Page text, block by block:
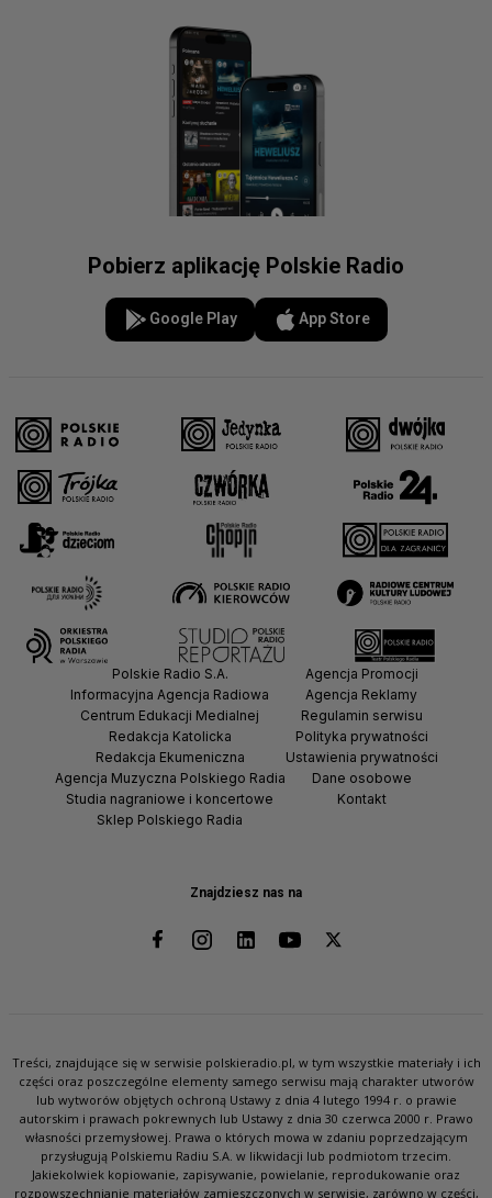
Pobierz aplikację Polskie Radio
Google Play App Store
Znajdziesz nas na
Polskie Radio S.A.
Informacyjna Agencja Radiowa
Centrum Edukacji Medialnej
Redakcja Katolicka
Redakcja Ekumeniczna
Agencja Muzyczna Polskiego Radia
Studia nagraniowe i koncertowe
Sklep Polskiego Radia
Agencja Promocji
Agencja Reklamy
Regulamin serwisu
Polityka prywatności
Ustawienia prywatności
Dane osobowe
Kontakt
Treści, znajdujące się w serwisie polskieradio.pl, w tym wszystkie materiały i ich
części oraz poszczególne elementy samego serwisu mają charakter utworów
lub wytworów objętych ochroną Ustawy z dnia 4 lutego 1994 r. o prawie
autorskim i prawach pokrewnych lub Ustawy z dnia 30 czerwca 2000 r. Prawo
własności przemysłowej. Prawa o których mowa w zdaniu poprzedzającym
przysługują Polskiemu Radiu S.A. w likwidacji lub podmiotom trzecim.
Jakiekolwiek kopiowanie, zapisywanie, powielanie, reprodukowanie oraz
rozpowszechnianie materiałów zamieszczonych w serwisie, zarówno w części,